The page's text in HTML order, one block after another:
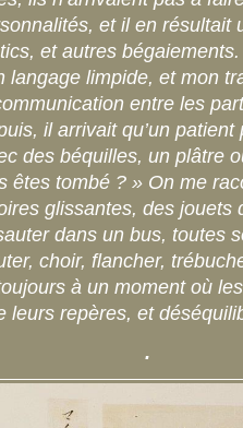
et il en résultait
et autres
langage limpide, et mon
entre les
il arrivait qu’un
des béquilles, un plâtre
êtes tombé ? » On me
glissantes, des jouets
dans un bus, toutes
choir, flancher,
à un moment où
leurs repères, et
.